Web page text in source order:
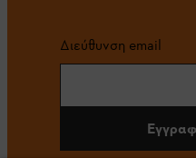
Διεύθυνση email